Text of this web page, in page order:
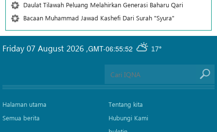
Daulat Tilawah Peluang Melahirkan Generasi Baharu Qari
Bacaan Muhammad Jawad Kashefi Dari Surah "Syura"
GMT-06:55:52 17°
Friday 07 August 2026 ,
Halaman utama
Semua berita
Tentang kita
Hubungi Kami